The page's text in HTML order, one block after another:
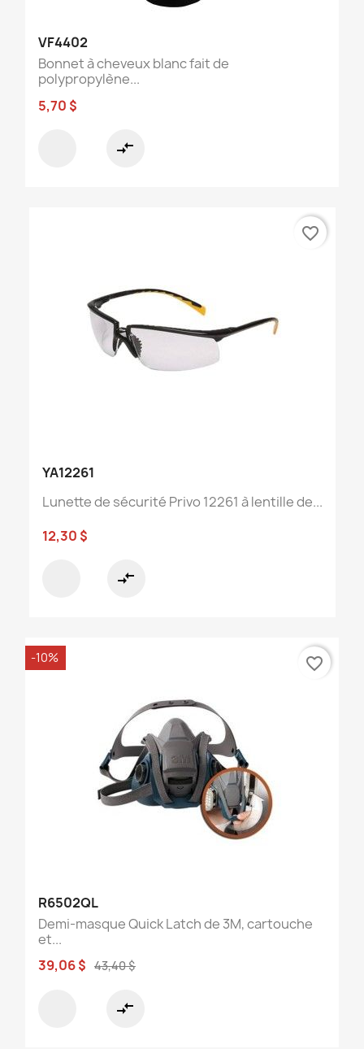
VF4402
Bonnet à cheveux blanc fait de
polypropylène...
5,70 $
compare_arrows
YA12261
Lunette de sécurité Privo 12261 à lentille de...
12,30 $
compare_arrows
favorite_border
R6502QL
Demi-masque Quick Latch de 3M, cartouche
et...
39,06 $ 43,40 $
compare_arrows
-10% favorite_border